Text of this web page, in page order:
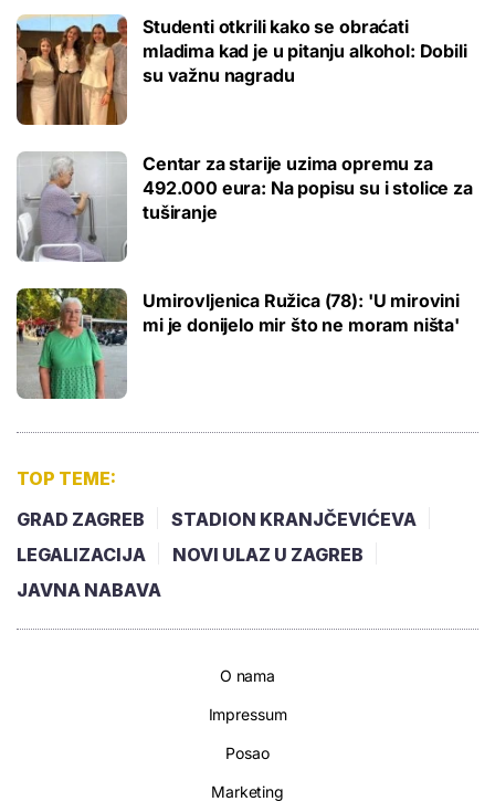
Studenti otkrili kako se obraćati
mladima kad je u pitanju alkohol: Dobili
su važnu nagradu
Centar za starije uzima opremu za
492.000 eura: Na popisu su i stolice za
tuširanje
Umirovljenica Ružica (78): 'U mirovini
mi je donijelo mir što ne moram ništa'
TOP TEME:
GRAD ZAGREB
STADION KRANJČEVIĆEVA
LEGALIZACIJA
NOVI ULAZ U ZAGREB
JAVNA NABAVA
O nama
Impressum
Posao
Marketing